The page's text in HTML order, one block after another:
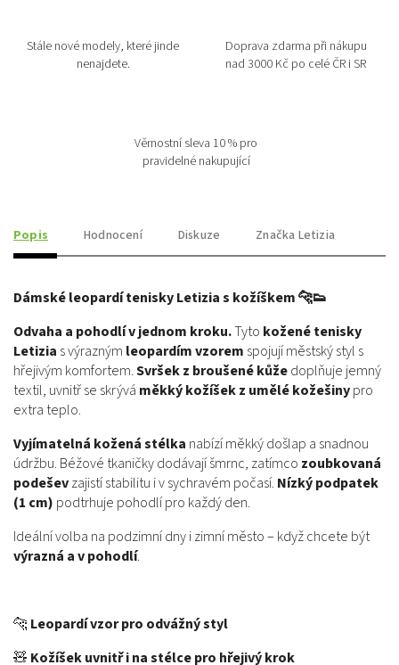
Stále nové modely, které jinde
nenajdete.
Doprava zdarma při nákupu
nad 3000 Kč po celé ČR i SR
Věrnostní sleva 10 % pro
pravidelné nakupující
Popis Hodnocení Diskuze Značka Letizia
Dámské leopardí tenisky Letizia s kožíškem 🐆👟
Odvaha a pohodlí v jednom kroku.Tyto kožené tenisky
Letizia s výrazným leopardím vzorem spojují městský styl s
hřejivým komfortem.Svršek z broušené kůžedoplňuje jemný
textil, uvnitř se skrývá měkký kožíšek z umělé kožešinypro
extra teplo.
Vyjímatelná kožená stélka nabízí měkký došlap a snadnou
údržbu. Béžové tkaničky dodávají šmrnc, zatímco zoubkovaná
podeševzajistí stabilitu i v sychravém počasí. Nízký podpatek
(1 cm) podtrhuje pohodlí pro každý den.
Ideální volba na podzimní dny i zimní město – když chcete být
výrazná a v pohodlí.
🐆 Leopardí vzor pro odvážný styl
🧸 Kožíšek uvnitř i na stélce pro hřejivý krok